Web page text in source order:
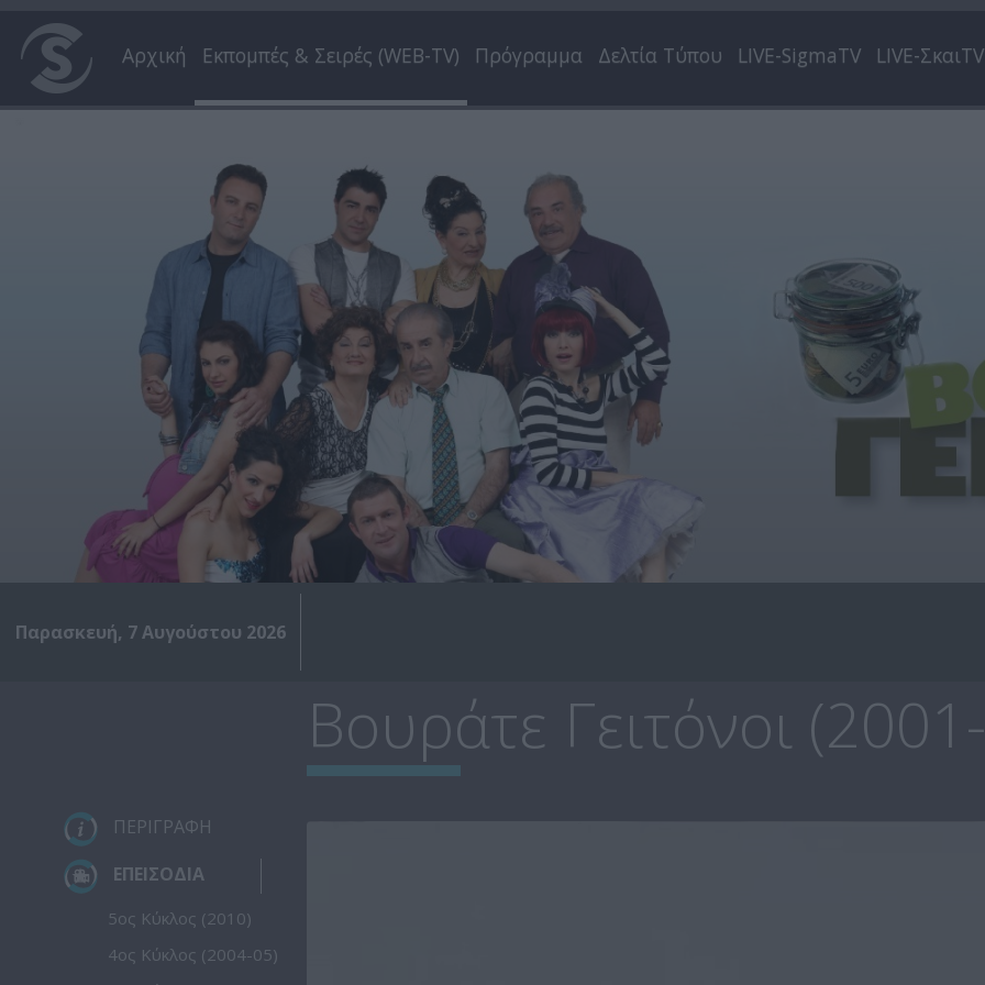
Αρχική Εκπομπές & Σειρές (WEB-TV) Πρόγραμμα Δελτία Τύπου LIVE-SigmaTV LIVE-ΣκαιTV
Παρασκευή, 7 Αυγούστου 2026
Βουράτε Γειτόνοι
ΠΕΡΙΓΡΑΦΗ
ΕΠΕΙΣΟΔΙΑ
5ος Κύκλος (2010)
4ος Κύκλος (2004-05)